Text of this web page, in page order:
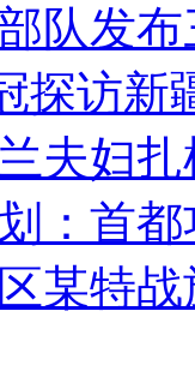
队发
探访新
夫妇
：首
某特